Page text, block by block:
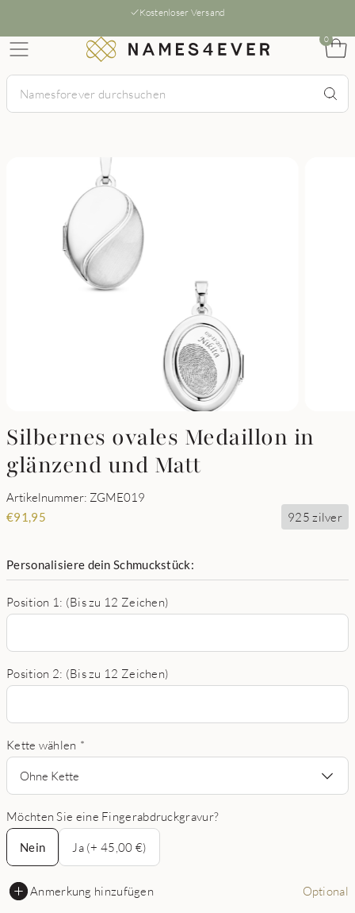
Kostenloser Versand
0
Silbernes ovales Medaillon in
glänzend und Matt
Artikelnummer: ZGME019
€91,95 925 zilver
Personalisiere dein Schmuckstück:
Position 1: (Bis zu 12 Zeichen)
Position 2: (Bis zu 12 Zeichen)
Kette wählen *
Ohne Kette
Möchten Sie eine Fingerabdruckgravur?
Nein
Nein
Ja (+ 45,00 €)
Anmerkung hinzufügen Optional